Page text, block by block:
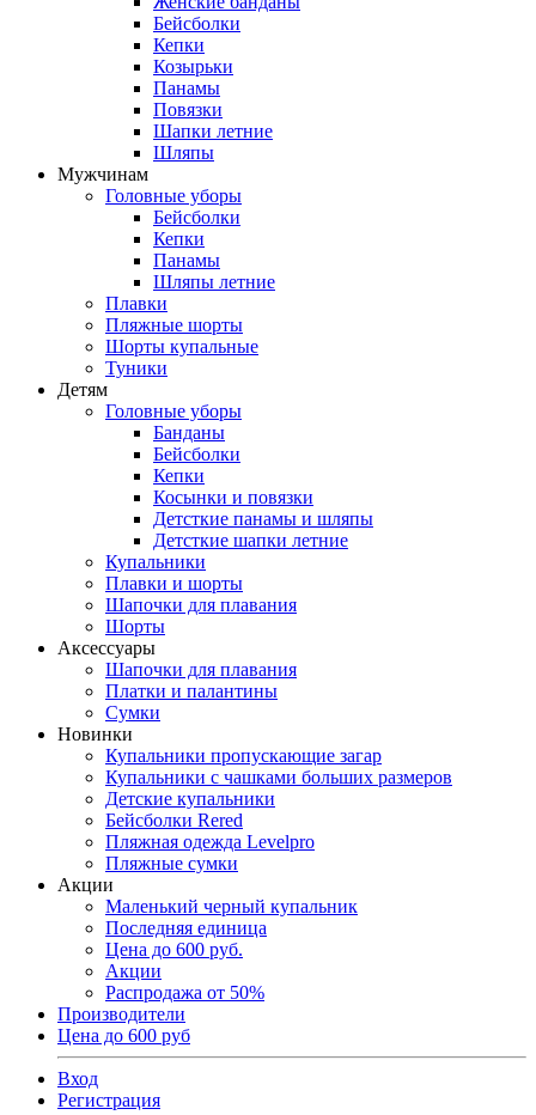
Бейсболки
Кепки
Козырьки
Панамы
Повязки
Шапки летние
Шляпы
Мужчинам
Головные уборы
Бейсболки
Кепки
Панамы
Шляпы летние
Плавки
Пляжные шорты
Шорты купальные
Туники
Детям
Головные уборы
Банданы
Бейсболки
Кепки
Косынки и повязки
Детсткие панамы и шляпы
Детсткие шапки летние
Купальники
Плавки и шорты
Шапочки для плавания
Шорты
Аксессуары
Шапочки для плавания
Платки и палантины
Сумки
Новинки
Купальники пропускающие загар
Купальники с чашками больших размеров
Детские купальники
Бейсболки Rered
Пляжная одежда Levelpro
Пляжные сумки
Акции
Маленький черный купальник
Последняя единица
Цена до 600 руб.
Акции
Распродажа от 50%
Производители
Цена до 600 руб
Вход
Регистрация